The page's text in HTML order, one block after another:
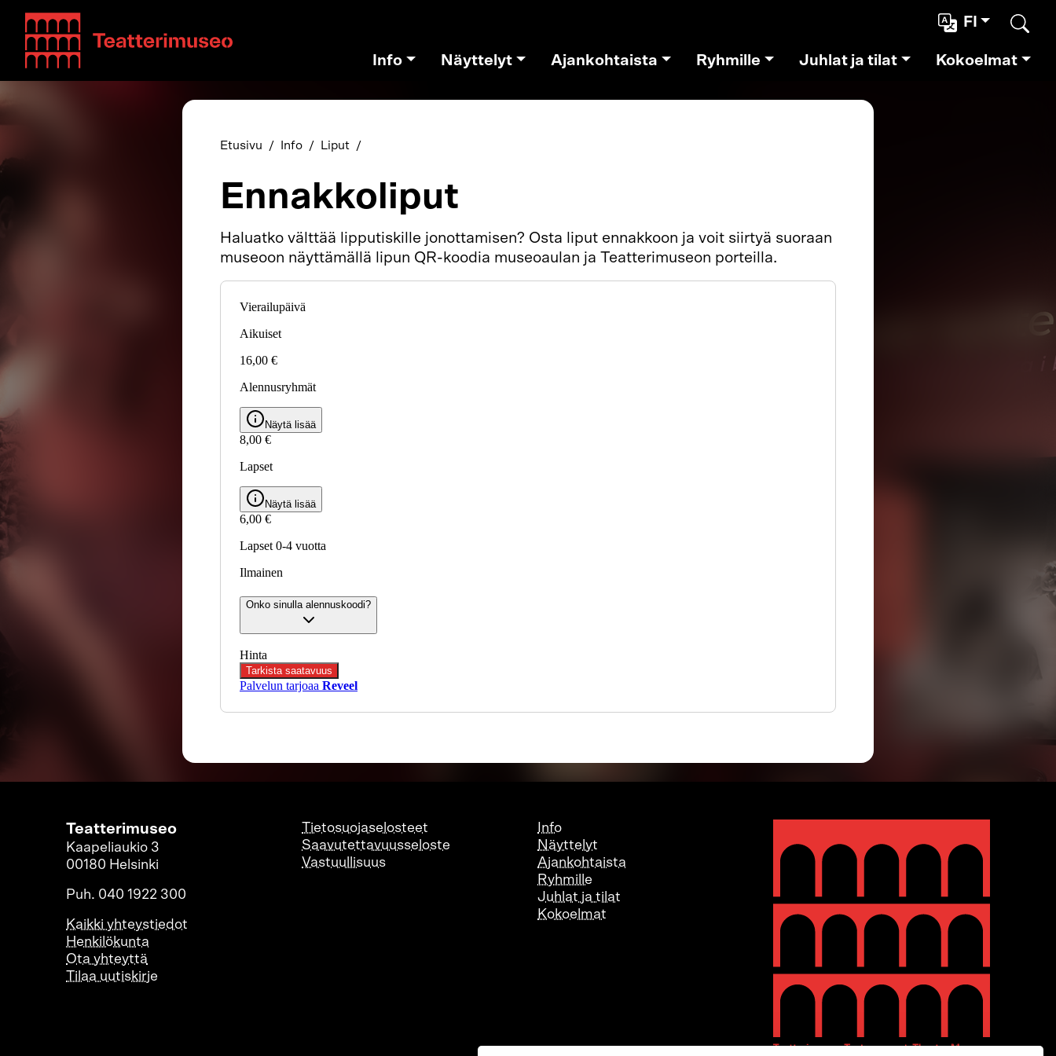
Teatterimuseo FI
Info Näyttelyt Ajankohtaista Ryhmille Juhlat ja tilat Kokoelmat
Etusivu Info Liput
Ennakkoliput
Haluatko välttää lipputiskille jonottamisen? Osta liput ennakkoon ja voit siirtyä suoraan
museoon näyttämällä lipun QR-koodia museoaulan ja Teatterimuseon porteilla.
Teatterimuseo
Kaapeliaukio 3
00180 Helsinki
Puh. 040 1922 300
Kaikki yhteystiedot
Henkilökunta
Ota yhteyttä
Tilaa uutiskirje
Tietosuojaselosteet
Saavutettavuusseloste
Vastuullisuus
Info
Näyttelyt
Ajankohtaista
Ryhmille
Juhlat ja tilat
Kokoelmat